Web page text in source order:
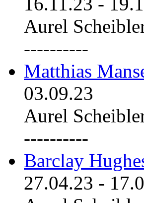
Aurel
----------
Matthias
03.09.23
Aurel
----------
Barclay
27.04.23 -